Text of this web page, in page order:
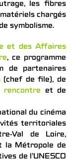
les fibres
chargés
symbolisme.
et des Affaires
, ce programme
de partenaires
(chef de file), de
rencontre et de
du cinéma
territoriales
Val de Loire,
la Métropole de
de l’UNESCO